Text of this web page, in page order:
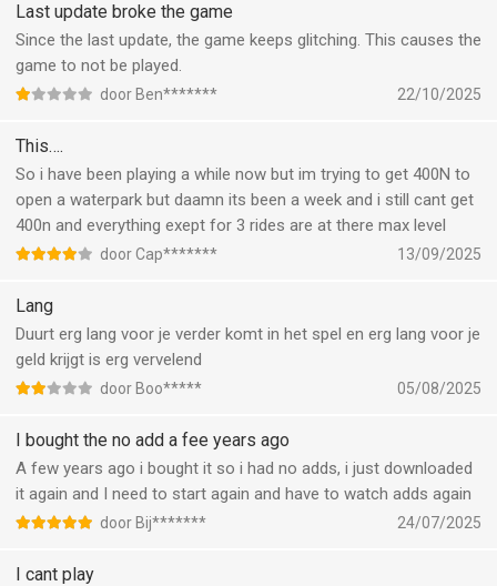
Last update broke the game
Since the last update, the game keeps glitching. This causes the
game to not be played.
door Ben******* 22/10/2025
This….
So i have been playing a while now but im trying to get 400N to
open a waterpark but daamn its been a week and i still cant get
400n and everything exept for 3 rides are at there max level
door Cap******* 13/09/2025
Lang
Duurt erg lang voor je verder komt in het spel en erg lang voor je
geld krijgt is erg vervelend
door Boo***** 05/08/2025
I bought the no add a fee years ago
A few years ago i bought it so i had no adds, i just downloaded
it again and I need to start again and have to watch adds again
door Bij******* 24/07/2025
I cant play